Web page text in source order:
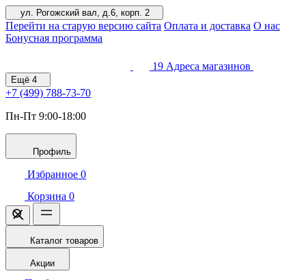
ул. Рогожский вал, д.6, корп. 2
Перейти на старую версию сайта Оплата и доставка О нас
Бонусная программа
19 Адреса магазинов
Ещё 4
+7 (499) 788-73-70
Пн-Пт 9:00-18:00
Профиль
Избранное 0
Корзина 0
Каталог товаров
Акции